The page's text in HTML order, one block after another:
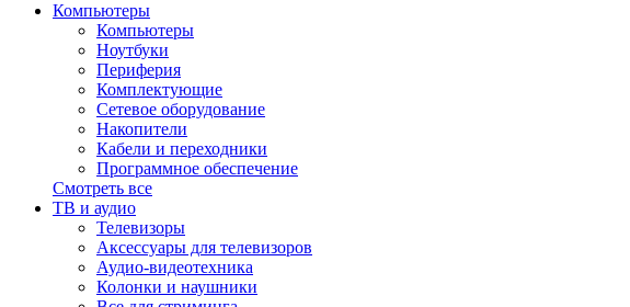
Компьютеры
Компьютеры
Ноутбуки
Периферия
Комплектующие
Сетевое оборудование
Накопители
Кабели и переходники
Программное обеспечение
Смотреть все
ТВ и аудио
Телевизоры
Аксессуары для телевизоров
Аудио-видеотехника
Колонки и наушники